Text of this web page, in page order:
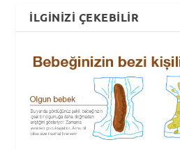
İLGINIZI ÇEKEBILIR